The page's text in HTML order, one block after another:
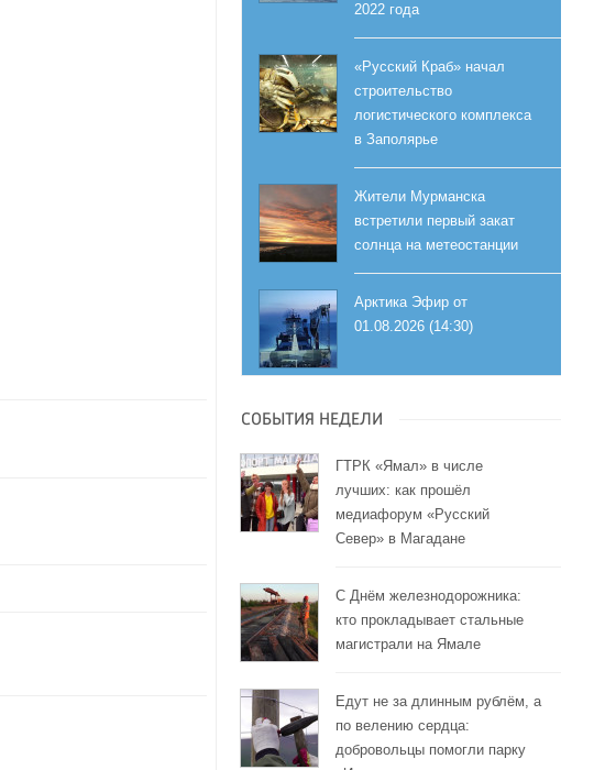
2022 года
«Русский Краб» начал
строительство
логистического комплекса
в Заполярье
Жители Мурманска
встретили первый закат
солнца на метеостанции
Арктика Эфир от
01.08.2026 (14:30)
СОБЫТИЯ НЕДЕЛИ
ГТРК «Ямал» в числе
лучших: как прошёл
медиафорум «Русский
Север» в Магадане
С Днём железнодорожника:
кто прокладывает стальные
магистрали на Ямале
Едут не за длинным рублём, а
по велению сердца:
добровольцы помогли парку